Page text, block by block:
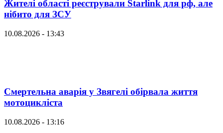
Жителі області реєстрували Starlink для рф, але
нібито для ЗСУ
10.08.2026 - 13:43
Смертельна аварія у Звягелі обірвала життя
мотоцикліста
10.08.2026 - 13:16